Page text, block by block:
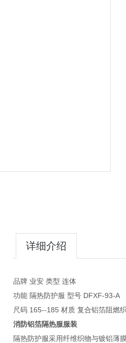
详细介绍
品牌 业安 类型 连体
功能 隔热防护服 型号 DFXF-93-A
尺码 165--185 材质 复合铝箔阻燃
消防铝箔隔热服服装
隔热防护服采用纤维织物与镀铝薄